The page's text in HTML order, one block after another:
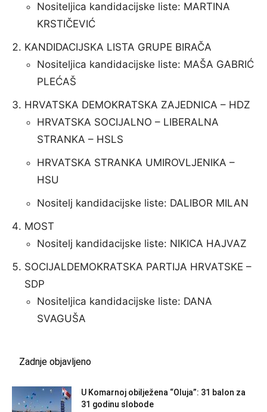
Nositeljica kandidacijske liste: MARTINA
KRSTIČEVIĆ
KANDIDACIJSKA LISTA GRUPE BIRAČA
Nositeljica kandidacijske liste: MAŠA GABRIĆ
PLEĆAŠ
HRVATSKA DEMOKRATSKA ZAJEDNICA – HDZ
HRVATSKA SOCIJALNO – LIBERALNA
STRANKA – HSLS
HRVATSKA STRANKA UMIROVLJENIKA –
HSU
Nositelj kandidacijske liste: DALIBOR MILAN
MOST
Nositelj kandidacijske liste: NIKICA HAJVAZ
SOCIJALDEMOKRATSKA PARTIJA HRVATSKE –
SDP
Nositeljica kandidacijske liste: DANA
SVAGUŠA
Zadnje objavljeno
U Komarnoj obilježena “Oluja”: 31 balon za
31 godinu slobode